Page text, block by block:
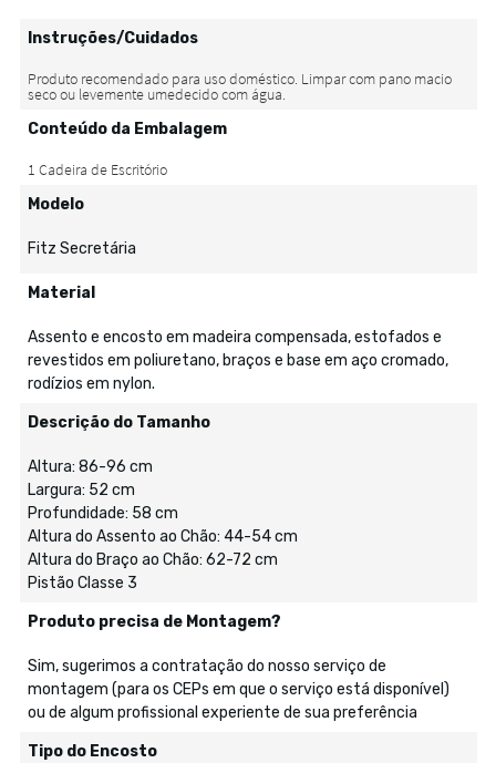
Instruções/Cuidados
Conteúdo da Embalagem
Modelo
Fitz Secretária
Material
Assento e encosto em madeira compensada, estofados e
revestidos em poliuretano, braços e base em aço cromado,
rodízios em nylon.
Descrição do Tamanho
Altura: 86-96 cm
Largura: 52 cm
Profundidade: 58 cm
Altura do Assento ao Chão: 44-54 cm
Altura do Braço ao Chão: 62-72 cm
Pistão Classe 3
Produto precisa de Montagem?
Sim, sugerimos a contratação do nosso serviço de
montagem (para os CEPs em que o serviço está disponível)
ou de algum profissional experiente de sua preferência
Tipo do Encosto